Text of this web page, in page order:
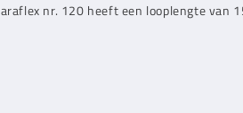
nr. 120 heeft een looplengte van